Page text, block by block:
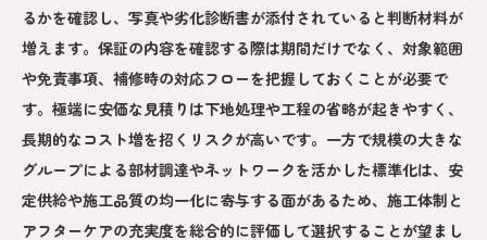
るかを確認し、写真や劣化診断書が添付されていると判断材料が
増えます。保証の内容を確認する際は期間だけでなく、対象範囲
や免責事項、補修時の対応フローを把握しておくことが必要で
す。極端に安価な見積りは下地処理や工程の省略が起きやすく、
長期的なコスト増を招くリスクが高いです。一方で規模の大きな
グループによる部材調達やネットワークを活かした標準化は、安
定供給や施工品質の均一化に寄与する面があるため、施工体制と
アフターケアの充実度を総合的に評価して選択することが望まし